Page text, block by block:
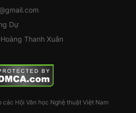
Dự
Hoàng Thanh Xuân
các Hội Văn học Nghệ thuật Việt Nam